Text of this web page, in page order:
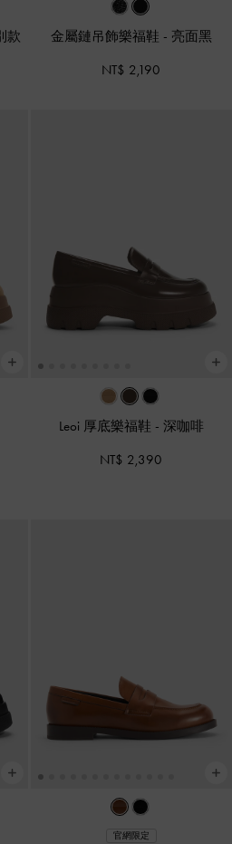
款 金屬鏈吊飾樂福鞋 - 亮面黑
NT$ 2,190
Leoi 厚底樂福鞋 - 深咖啡
NT$ 2,390
官網限定